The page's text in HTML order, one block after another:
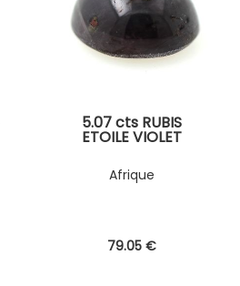
5.07 cts RUBIS
ETOILE VIOLET
Afrique
79.05 €